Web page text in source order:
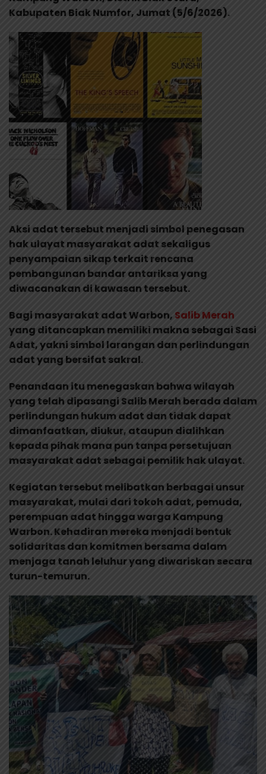
Kabupaten Biak Numfor, Jumat (5/6/2026).
Aksi adat tersebut menjadi simbol penegasan
hak ulayat masyarakat adat sekaligus
penyampaian sikap terkait rencana
pembangunan bandar antariksa yang
diwacanakan di kawasan tersebut.
Bagi masyarakat adat Warbon, Salib Merah
yang ditancapkan memiliki makna sebagai Sasi
Adat, yakni simbol larangan dan perlindungan
adat yang bersifat sakral.
Penandaan itu menegaskan bahwa wilayah
yang telah dipasangi Salib Merah berada dalam
perlindungan hukum adat dan tidak dapat
dimanfaatkan, diukur, ataupun dialihkan
kepada pihak mana pun tanpa persetujuan
masyarakat adat sebagai pemilik hak ulayat.
Kegiatan tersebut melibatkan berbagai unsur
masyarakat, mulai dari tokoh adat, pemuda,
perempuan adat hingga warga Kampung
Warbon. Kehadiran mereka menjadi bentuk
solidaritas dan komitmen bersama dalam
menjaga tanah leluhur yang diwariskan secara
turun-temurun.